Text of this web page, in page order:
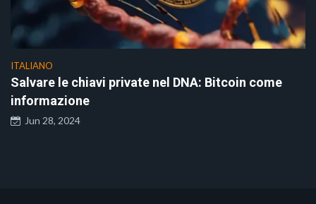
ITALIANO
Salvare le chiavi private nel DNA: Bitcoin come
informazione
Jun 28, 2024